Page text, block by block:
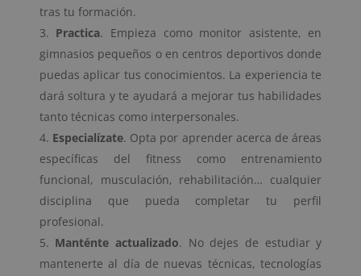
tras tu formación.
Practica. Empieza como monitor asistente, en
gimnasios pequeños o en centros deportivos donde
puedas aplicar tus conocimientos. La experiencia te
dará soltura y te ayudará a mejorar tus habilidades
tanto técnicas como interpersonales.
Especialízate. Opta por aprender acerca de áreas
específicas del fitness como entrenamiento
funcional, musculación, rehabilitación… cualquier
disciplina que pueda completar tu perfil
profesional.
Manténte actualizado. No dejes de estudiar y
mantenerte al día de nuevas técnicas, tecnologías